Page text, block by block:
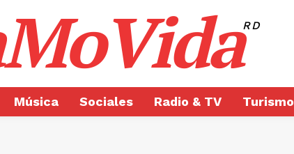
RD
Música Sociales Radio & TV Turismo